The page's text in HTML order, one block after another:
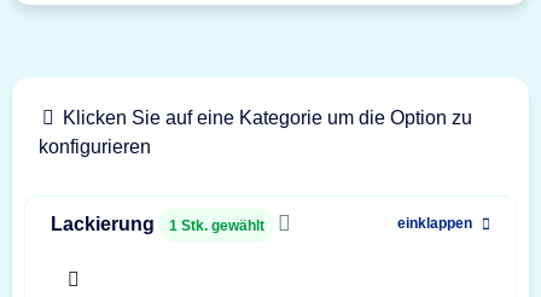
Klicken Sie auf eine Kategorie um die Option zu
konfigurieren
Lackierung 1 Stk. gewählt einklappen